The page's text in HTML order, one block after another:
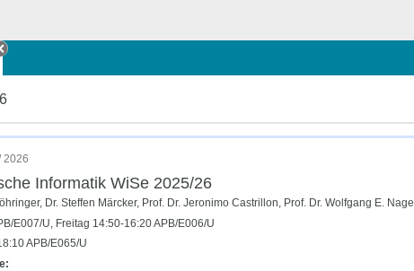
Tab schließen
2026
Informatik WiSe 2025/26
Dr. Steffen Märcker, Prof. Dr. Jeronimo Castrillon, Prof. Dr. Wolfgang E. Nagel
E007/U, Freitag 14:50-16:20 APB/E006/U
APB/E065/U